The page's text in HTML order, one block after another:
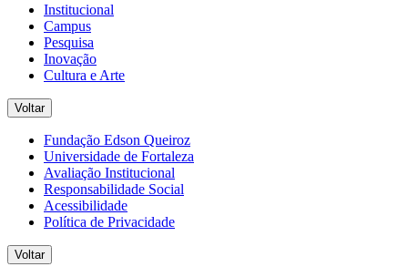
Institucional
Campus
Pesquisa
Inovação
Cultura e Arte
Voltar
Fundação Edson Queiroz
Universidade de Fortaleza
Avaliação Institucional
Responsabilidade Social
Acessibilidade
Política de Privacidade
Voltar